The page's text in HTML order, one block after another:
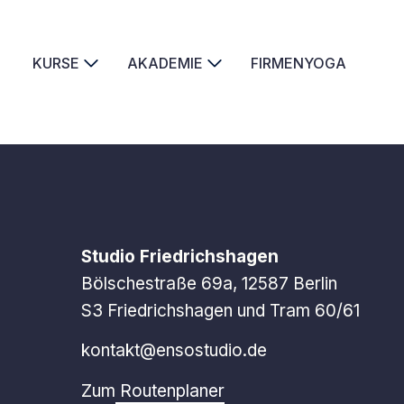
KURSE AKADEMIE FIRMENYOGA
Studio Friedrichshagen
Bölschestraße 69a, 12587 Berlin
S3 Friedrichshagen und Tram 60/61
kontakt@ensostudio.de
Zum Routenplaner